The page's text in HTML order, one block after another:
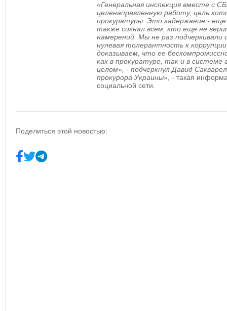
«Генеральная инспекция вместе с
целенаправленную работу, цель
прокуратуры. Это задержание -
также сигнал всем, кто еще не
намерений. Мы не раз подчеркивали
нулевая толерантность к
доказываем, что ее
как в прокуратуре, так и в системе
целом», - подчеркнул Давид
прокурора Украины», - такая
социальной сети.
Поделиться этой новостью: